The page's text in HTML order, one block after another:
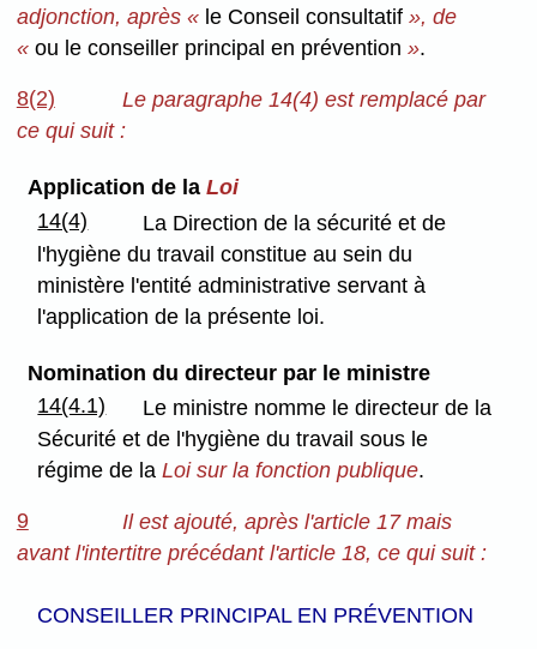
adjonction, après « le Conseil consultatif », de
«ou le conseiller principal en prévention ».
8(2)
Le paragraphe 14(4) est remplacé par
ce qui suit :
Application de la Loi
14(4)
La Direction de la sécurité et de
l'hygiène du travail constitue au sein du
ministère l'entité administrative servant à
l'application de la présente loi.
Nomination du directeur par le ministre
14(4.1)
Le ministre nomme le directeur de la
Sécurité et de l'hygiène du travail sous le
régime de laLoi sur la fonction publique.
9
Il est ajouté, après l'article 17 mais
avant l'intertitre précédant l'article 18, ce qui suit :
CONSEILLER PRINCIPAL EN PRÉVENTION